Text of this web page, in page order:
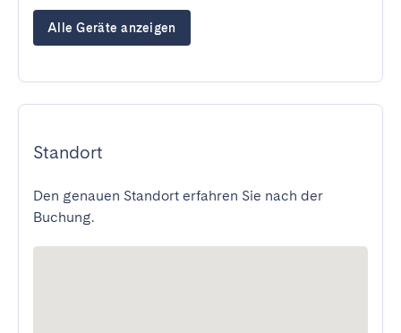
Alle Geräte anzeigen
Standort
Den genauen Standort erfahren Sie nach der
Buchung.